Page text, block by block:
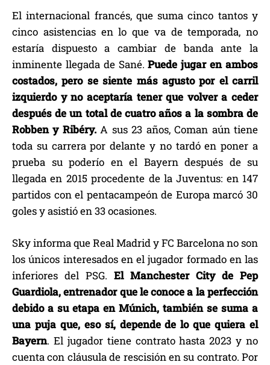
El internacional francés, que suma cinco tantos y
cinco asistencias en lo que va de temporada, no
estaría dispuesto a cambiar de banda ante la
inminente llegada de Sané.Puede jugar en ambos
costados, pero se siente más agusto por el carril
izquierdo y no aceptaría tener que volver a ceder
después de un total de cuatro años a la sombra de
Robben y Ribéry.A sus 23 años, Coman aún tiene
toda su carrera por delante y no tardó en poner a
prueba su poderío en el Bayern después de su
llegada en 2015 procedente de la Juventus: en 147
partidos con el pentacampeón de Europa marcó 30
goles y asistió en 33 ocasiones.
Sky informa que Real Madrid y FC Barcelona no son
los únicos interesados en el jugador formado en las
inferiores del PSG. El Manchester City de Pep
Guardiola, entrenador que le conoce a la perfección
debido a su etapa en Múnich, también se suma a
una puja que, eso sí, depende de lo que quiera el
Bayern. El jugador tiene contrato hasta 2023 y no
cuenta con cláusula de rescisión en su contrato. Por